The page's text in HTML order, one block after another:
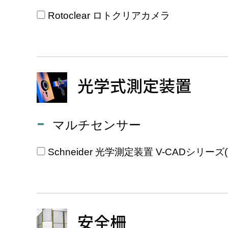
Rotoclear ロトクリアカメラ
光学式測定装置
マルチセンサー
Schneider 光学測定装置 V-CADシリーズ
安全柵